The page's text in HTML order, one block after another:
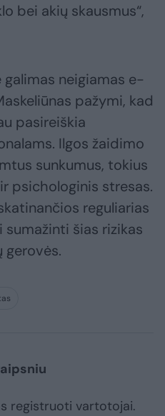
bei akių skausmus“,
neigiamas e-
pažymi, kad
pasireiškia
Ilgos žaidimo
sunkumus, tokius
psichologinis stresas.
reguliarias
šias rizikas
registruoti vartotojai.